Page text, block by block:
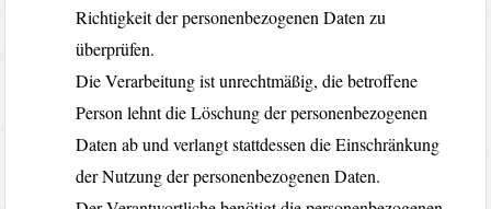
Richtigkeit der personenbezogenen Daten zu
überprüfen.
Die Verarbeitung ist unrechtmäßig, die betroffene
Person lehnt die Löschung der personenbezogenen
Daten ab und verlangt stattdessen die Einschränkung
der Nutzung der personenbezogenen Daten.